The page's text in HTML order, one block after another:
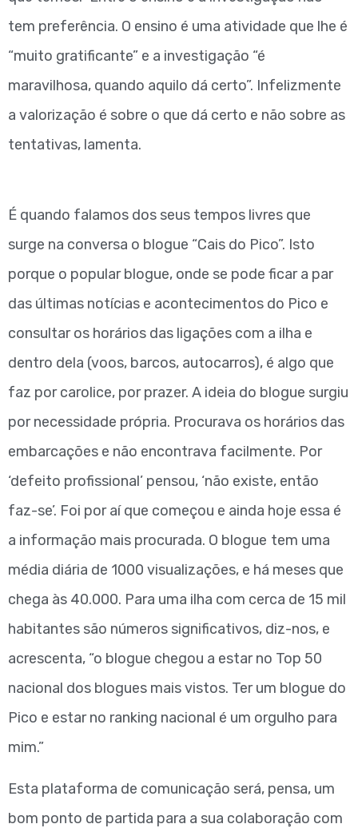
tem preferência. O ensino é uma atividade que lhe é
“muito gratificante” e a investigação “é
maravilhosa, quando aquilo dá certo”. Infelizmente
a valorização é sobre o que dá certo e não sobre as
tentativas, lamenta.
É quando falamos dos seus tempos livres que
surge na conversa o blogue “Cais do Pico”. Isto
porque o popular blogue, onde se pode ficar a par
das últimas notícias e acontecimentos do Pico e
consultar os horários das ligações com a ilha e
dentro dela (voos, barcos, autocarros), é algo que
faz por carolice, por prazer. A ideia do blogue surgiu
por necessidade própria. Procurava os horários das
embarcações e não encontrava facilmente. Por
‘defeito profissional’ pensou, ‘não existe, então
faz-se’. Foi por aí que começou e ainda hoje essa é
a informação mais procurada. O blogue tem uma
média diária de 1000 visualizações, e há meses que
chega às 40.000. Para uma ilha com cerca de 15 mil
habitantes são números significativos, diz-nos, e
acrescenta, “o blogue chegou a estar no Top 50
nacional dos blogues mais vistos. Ter um blogue do
Pico e estar no ranking nacional é um orgulho para
mim.”
Esta plataforma de comunicação será, pensa, um
bom ponto de partida para a sua colaboração com